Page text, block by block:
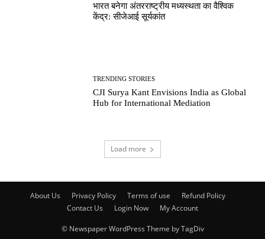
भारत बनेगा अंतरराष्ट्रीय मध्यस्थता का वैश्विक
केंद्र: सीजेआई सूर्यकांत
TRENDING STORIES
CJI Surya Kant Envisions India as Global
Hub for International Mediation
Load more
About Us Privacy Policy Terms of use
Refund Policy
Contact Us
Login Now My Account
© Newspaper WordPress Theme by TagDiv